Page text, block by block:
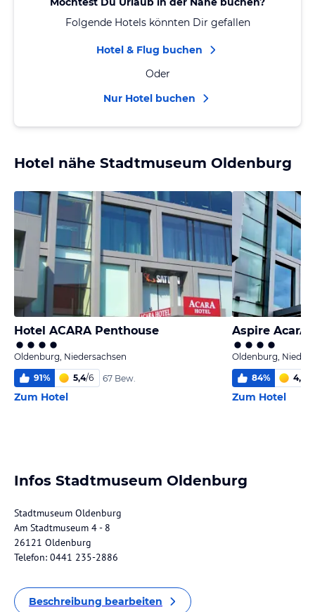
Folgende Hotels könnten Dir gefallen
Hotel & Flug buchen
Oder
Nur Hotel buchen
Hotel nähe Stadtmuseum Oldenburg
Hotel ACARA Penthouse
Oldenburg, Niedersachsen
91% 5,4/6 67 Bew.
Zum Hotel
Oldenburg,
84% 4,8
Zum Hotel
Infos Stadtmuseum Oldenburg
Stadtmuseum Oldenburg
Am Stadtmuseum 4 - 8
26121 Oldenburg
Telefon: 0441 235-2886
Beschreibung bearbeiten